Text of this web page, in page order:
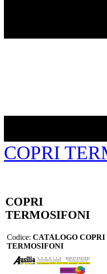
COPRI
COPRI
TERMOSIFONI
Codice: CATALOGO COPRI
TERMOSIFONI